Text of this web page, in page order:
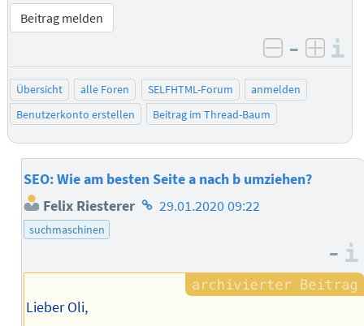
Beitrag melden
negativ
–
Übersicht alle Foren SELFHTML-Forum
anmelden
Benutzerkonto erstellen
Beitrag im Thread-Baum
SEO: Wie am besten Seite a nach b umziehen?
Felix Riesterer Homepage
29.01.2020 09:22
suchmaschinen
–
Lieber Oli,